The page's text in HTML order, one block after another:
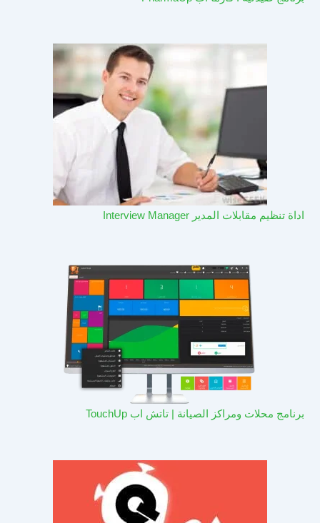
اداة تنظيم مقابلات المدير Interview Manager
برنامج محلات ومراكز الصيانة | تاتش اب TouchUp